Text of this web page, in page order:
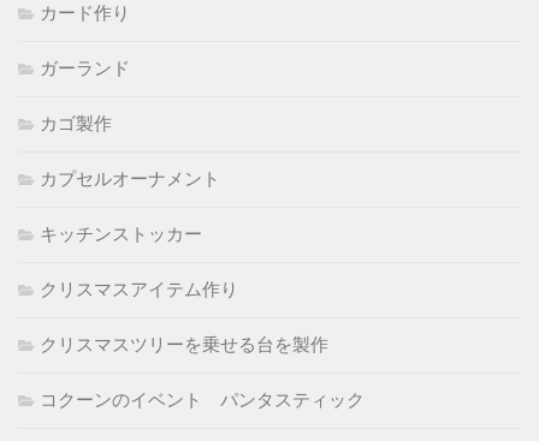
カード作り
ガーランド
カゴ製作
カプセルオーナメント
キッチンストッカー
クリスマスアイテム作り
クリスマスツリーを乗せる台を製作
コクーンのイベント パンタスティック